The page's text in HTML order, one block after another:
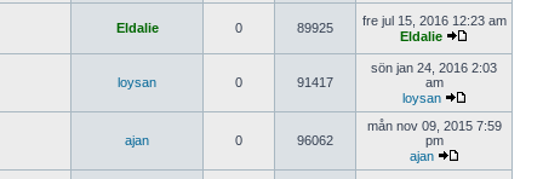
Eldalie 0 89925
fre jul 15, 2016 12:23 am
Eldalie
loysan 0 91417
sön jan 24, 2016 2:03
am
loysan
ajan 0 96062
mån nov 09, 2015 7:59
pm
ajan